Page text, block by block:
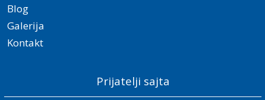
Blog
Galerija
Kontakt
Prijatelji sajta